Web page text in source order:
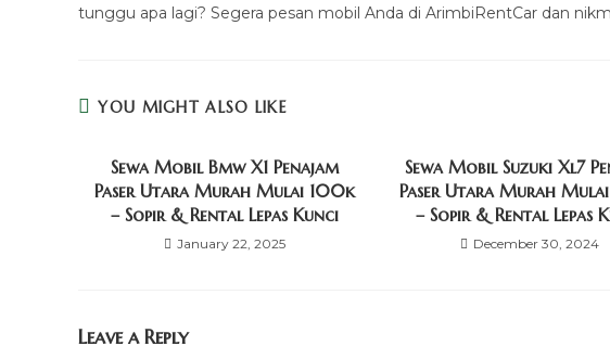
tunggu apa lagi? Segera pesan mobil Anda di ArimbiRentCar dan
YOU MIGHT ALSO LIKE
Sewa Mobil Bmw X1 Penajam
Paser Utara Murah Mulai 100k
– Sopir & Rental Lepas Kunci
January 22, 2025
Sewa Mobil Suzuki Xl7
Paser Utara Murah
– Sopir & Rental Lepas
December 30, 2024
Leave a Reply